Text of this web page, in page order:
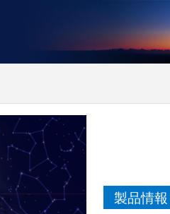
製品情報